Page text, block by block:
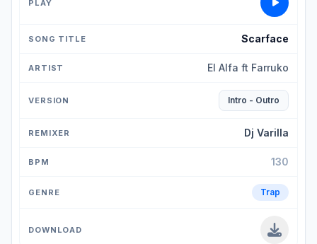
Scarface
El Alfa ft Farruko
Intro - Outro
Dj Varilla
130
Trap